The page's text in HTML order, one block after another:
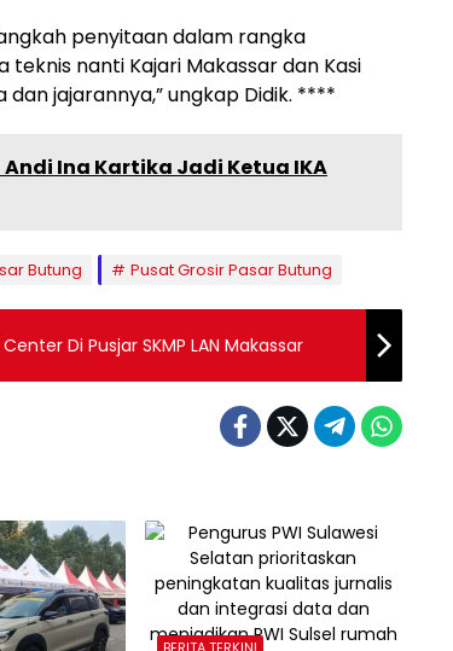
penyitaan dalam rangka
nanti Kajari Makassar dan Kasi
jajarannya,” ungkap Didik. ****
Ina Kartika Jadi Ketua IKA
Butung Pusat Grosir Pasar Butung
Di Pusjar SKMP LAN Makassar